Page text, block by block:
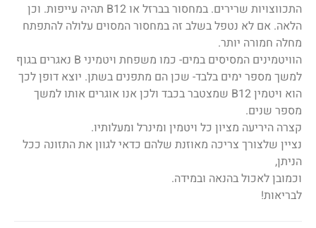
התכווצויות שרירים. במחסור בברזל או B12 תהיה עייפות. וכן
הלאה. אם לא נטפל בשלב זה במחסור המסוים עלולה להתפתח
מחלה חמורה יותר.
הוויטמינים המסיסים במים- כמו משפחת ויטמיני B נאגרים בגוף
למשך מספר ימים בלבד- שכן הם מתפנים בשתן. יוצא דופן לכך
הוא ויטמין B12 שמצטבר בכבד ולכן אנו אוגרים אותו למשך
מספר שנים.
קצרה היריעה מציון כל ויטמין ומינרל ומעלותיו.
נציין שלצורך צריכה מאוזנת שלהם כדאי לגוון את התזונה ככל
הניתן,
וכמובן לאכול בהנאה ובמידה.
לבריאות!